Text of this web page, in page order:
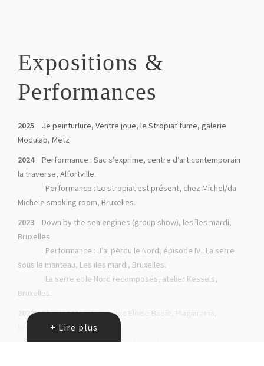
Expositions &
Performances
2025
Je peinturlure, Ventre joue, le Stropiat fume, galerie
Modulab, Metz
2024
Performance : Sac s’exprime, centre d’art contemporain
la traverse, Alfortville.
Performance : Le stropiat est présent, chez Michel/da
Michele smoking room, Bruxelles.
2023
Down by the sea engines (group show), les îles mardi,
Bruxelles
Performance : J’ai perdu le Nord, épisode IV : La serre
sous le manteau, Les iles mardi, Bruxelles.
La serre et le Nord recomposés, atelier Kessels,
Bruxelles.
2022
Shaping Monsters, avec Eloise Baele, Plagiarama,
Bruxelles.
Performance : J’ai perdu le Nord, épisode III : le ventre,
+ Lire plus